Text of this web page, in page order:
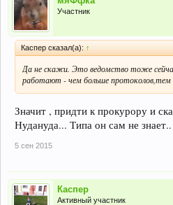
Участник
Каспер сказал(а): ↑
Да не скажи. Это ведомство тоже
работают - чем больше
Значит , придти к прокурору и
Нудануда... Типа он сам не знает..
5 сен 2015
Каспер
Активный участник